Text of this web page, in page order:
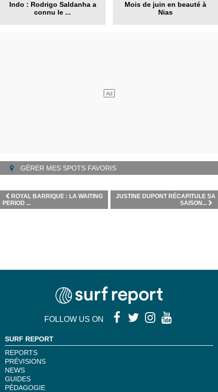
Indo : Rodrigo Saldanha a
connu le ...
Mois de juin en beauté à
Nias
GÉRER MES SPOTS FAVORIS
JUSTINE DUPONT RÉCAPITULE SA
SAISON...
ROYAL BARRIQUE : LA WAITING
PERIOD ...
FOLLOW US ON
SURF REPORT
REPORTS
PRÉVISIONS
NEWS
GUIDES
PÉDAGOGIE